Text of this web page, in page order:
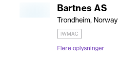
Bartnes AS
Trondheim, Norway
IWMAC
Flere oplysninger